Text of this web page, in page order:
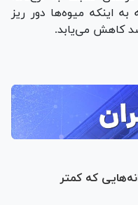
به اینکه میوه‌ها دور ریز
که کمتر